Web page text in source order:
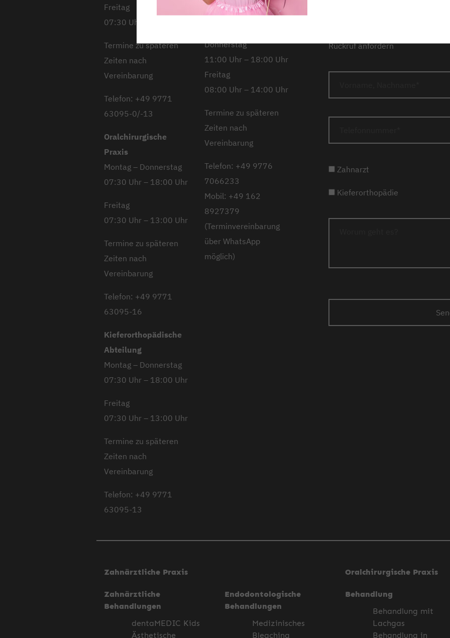
Freitag
07:30 Uhr – 13:00 Uhr
Termine zu späteren
Zeiten nach
Vereinbarung
Telefon: +49 9771
63095-0/-13
Oralchirurgische
Praxis
Montag – Donnerstag
07:30 Uhr – 18:00 Uhr
Freitag
07:30 Uhr – 13:00 Uhr
Termine zu späteren
Zeiten nach
Vereinbarung
Telefon: +49 9771
63095-16
Kieferorthopädische
Abteilung
Montag – Donnerstag
07:30 Uhr – 18:00 Uhr
Freitag
07:30 Uhr – 13:00 Uhr
Termine zu späteren
Zeiten nach
Vereinbarung
Telefon: +49 9771
63095-13
Mittwoch
Donnerstag
11:00 Uhr – 18:00 Uhr
Freitag
08:00 Uhr – 14:00 Uhr
Termine zu späteren
Zeiten nach
Vereinbarung
Telefon: +49 9776
7066233
Mobil: +49 162
8927379
(Terminvereinbarung
über WhatsApp
möglich)
Rückruf anfordern
Zahnarzt
Kieferorthopädie
Zahnärztliche Praxis
Zahnärztliche
Behandlungen
Endodontologische
Behandlungen
dentaMEDIC Kids
Ästhetische
Medizinisches
Bleaching
Oralchirurgische Praxis
Behandlung
Behandlung mit
Lachgas
Behandlung in